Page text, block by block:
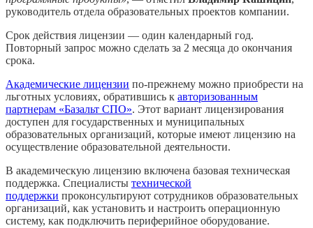
руководитель отдела образовательных проектов компании.
Срок действия лицензии — один календарный год.
Повторный запрос можно сделать за 2 месяца до окончания
срока.
Академические лицензии по-прежнему можно приобрести на
льготных условиях, обратившись к авторизованным
партнерам «Базальт СПО». Этот вариант лицензирования
доступен для государственных и муниципальных
образовательных организаций, которые имеют лицензию на
осуществление образовательной деятельности.
В академическую лицензию включена базовая техническая
поддержка. Специалисты технической
поддержки проконсультируют сотрудников образовательных
организаций, как установить и настроить операционную
систему, как подключить периферийное оборудование.